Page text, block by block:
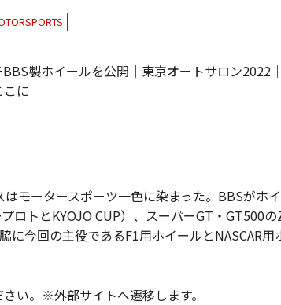
製ホイールを公開｜東京オートサロン2022
に
モータースポーツ一色に染まった。BBSがホ
ロトとKYOJO CUP）、スーパーGT・GT500の
に今回の主役であるF1用ホイールとNASCAR用
い。※外部サイトへ遷移します。